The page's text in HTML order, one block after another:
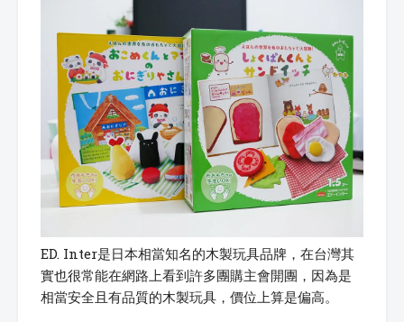
ED. Inter是日本相當知名的木製玩具品牌，在台灣其
實也很常能在網路上看到許多團購主會開團，因為是
相當安全且有品質的木製玩具，價位上算是偏高。